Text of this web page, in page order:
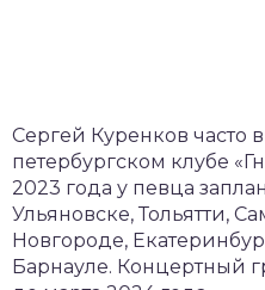
Сергей Куренков часто
петербургском клубе
2023 года у певца
Ульяновске, Тольятти,
Новгороде,
Барнауле. Концертный